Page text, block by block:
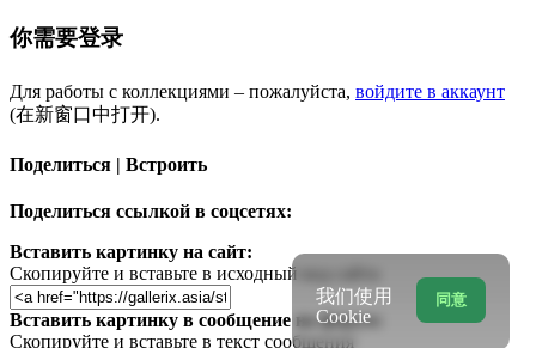
你需要登录
Для работы с коллекциями – пожалуйста, войдите в аккаунт
(在新窗口中打开).
Поделиться | Встроить
Поделиться ссылкой в соцсетях:
Вставить картинку на сайт:
Скопируйте и вставьте в исходный код сайта
Вставить картинку в сообщение на форум:
Скопируйте и вставьте в текст сообщения
同意
我们使用
Cookie